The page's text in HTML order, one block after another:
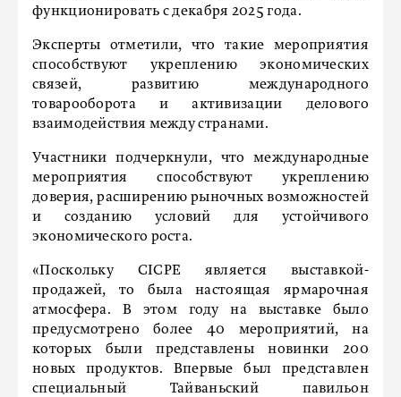
функционировать с декабря 2025 года.
Эксперты отметили, что такие мероприятия
способствуют укреплению экономических
связей, развитию международного
товарооборота и активизации делового
взаимодействия между странами.
Участники подчеркнули, что международные
мероприятия способствуют укреплению
доверия, расширению рыночных возможностей
и созданию условий для устойчивого
экономического роста.
«Поскольку CICPE является выставкой-
продажей, то была настоящая ярмарочная
атмосфера. В этом году на выставке было
предусмотрено более 40 мероприятий, на
которых были представлены новинки 200
новых продуктов. Впервые был представлен
специальный Тайваньский павильон